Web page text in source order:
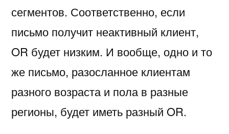
сегментов. Соответственно, если
письмо получит неактивный клиент,
OR будет низким. И вообще, одно и то
же письмо, разосланное клиентам
разного возраста и пола в разные
регионы, будет иметь разный OR.